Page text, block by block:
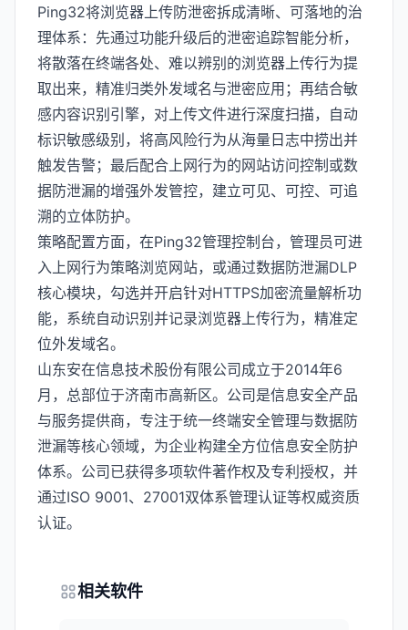
Ping32将浏览器上传防泄密拆成清晰、可落地的治
理体系：先通过功能升级后的泄密追踪智能分析，
将散落在终端各处、难以辨别的浏览器上传行为提
取出来，精准归类外发域名与泄密应用；再结合敏
感内容识别引擎，对上传文件进行深度扫描，自动
标识敏感级别，将高风险行为从海量日志中捞出并
触发告警；最后配合上网行为的网站访问控制或数
据防泄漏的增强外发管控，建立可见、可控、可追
溯的立体防护。
策略配置方面，在Ping32管理控制台，管理员可进
入上网行为策略浏览网站，或通过数据防泄漏DLP
核心模块，勾选并开启针对HTTPS加密流量解析功
能，系统自动识别并记录浏览器上传行为，精准定
位外发域名。
山东安在信息技术股份有限公司成立于2014年6
月，总部位于济南市高新区。公司是信息安全产品
与服务提供商，专注于统一终端安全管理与数据防
泄漏等核心领域，为企业构建全方位信息安全防护
体系。公司已获得多项软件著作权及专利授权，并
通过ISO 9001、27001双体系管理认证等权威资质
认证。
相关软件